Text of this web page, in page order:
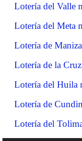
Lotería del Valle
Lotería del Meta
Lotería de
Lotería de la
Lotería del Huila
Lotería de
Lotería del